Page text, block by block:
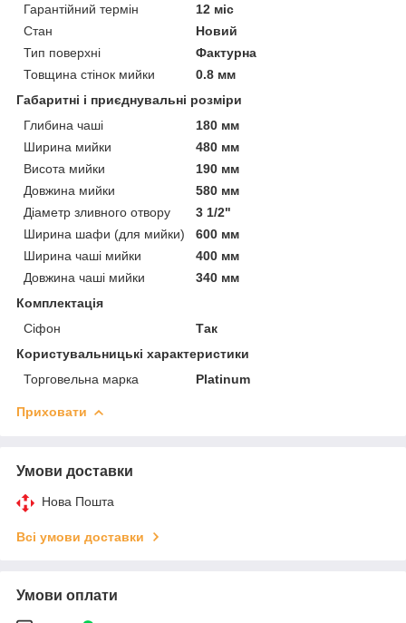
Гарантійний термін
12 міс
Стан
Новий
Тип поверхні
Фактурна
Товщина стінок мийки
0.8 мм
Габаритні і приєднувальні розміри
Глибина чаші
180 мм
Ширина мийки
480 мм
Висота мийки
190 мм
Довжина мийки
580 мм
Діаметр зливного отвору
3 1/2"
Ширина шафи (для мийки)
600 мм
Ширина чаші мийки
400 мм
Довжина чаші мийки
340 мм
Комплектація
Сіфон
Так
Користувальницькі характеристики
Торговельна марка
Platinum
Приховати
Умови доставки
Нова Пошта
Всі умови доставки
Умови оплати